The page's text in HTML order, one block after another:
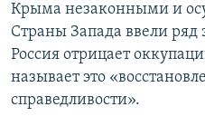
Крыма незаконными и
Страны Запада ввели
Россия отрицает
называет это
справедливости».